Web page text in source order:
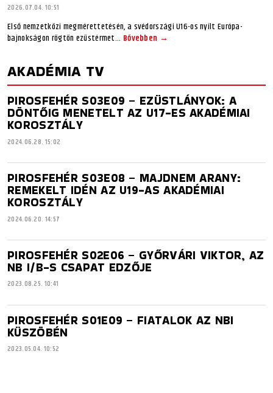
2026.07.04. 10:51
Első nemzetközi megmérettetésén, a svédországi U16-os nyílt Európa-
bajnokságon rögtön ezüstérmet... Bővebben →
AKADÉMIA TV
PIROSFEHÉR S03E09 – EZÜSTLÁNYOK: A
DÖNTŐIG MENETELT AZ U17-ES AKADÉMIAI
KOROSZTÁLY
2024.06.28. 15:02
PIROSFEHÉR S03E08 – MAJDNEM ARANY:
REMEKELT IDÉN AZ U19-AS AKADÉMIAI
KOROSZTÁLY
2024.06.20. 14:57
PIROSFEHÉR S02E06 – GYŐRVÁRI VIKTOR, AZ
NB I/B-S CSAPAT EDZŐJE
2023.08.25. 10:41
PIROSFEHÉR S01E09 – FIATALOK AZ NBI
KÜSZÖBÉN
2023.05.04. 10:52